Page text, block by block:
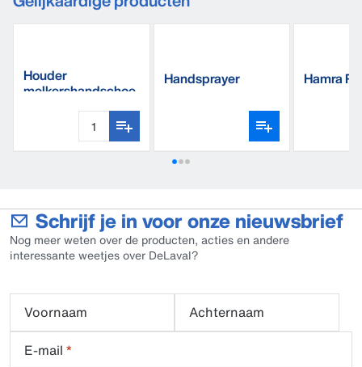
Houder
melkershandschoe
Handsprayer Hamra
Schrijf je in voor onze nieuwsbrief
Nog meer weten over de producten, acties en andere
interessante weetjes over DeLaval?
Voornaam
Achternaam
E-mail *